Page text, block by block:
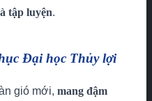
tập luyện.
Đại học Thủy lợi
gió mới, mang đậm